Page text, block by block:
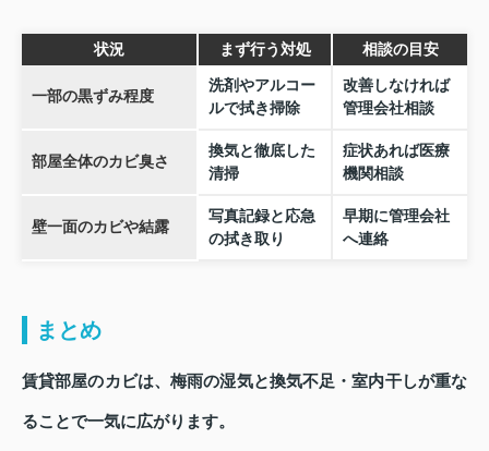
状況 まず行う対処 相談の目安
一部の黒ずみ程度
洗剤やアルコー
ルで拭き掃除
改善しなければ
管理会社相談
部屋全体のカビ臭さ
換気と徹底した
清掃
症状あれば医療
機関相談
壁一面のカビや結露
写真記録と応急
の拭き取り
早期に管理会社
へ連絡
まとめ
賃貸部屋のカビは、梅雨の湿気と換気不足・室内干しが重な
ることで一気に広がります。